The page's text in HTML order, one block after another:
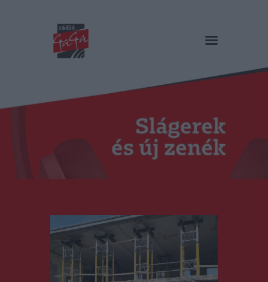
RÁDIÓ GAGA
Műsorok
Duma Duba
Podcast és videók
Stáb
Kapcsolat